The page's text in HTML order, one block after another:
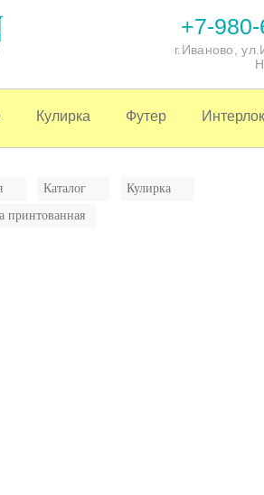
+7-
г.Иваново,
Кулирка Футер Интерлок
Каталог
Кулирка
принтованная